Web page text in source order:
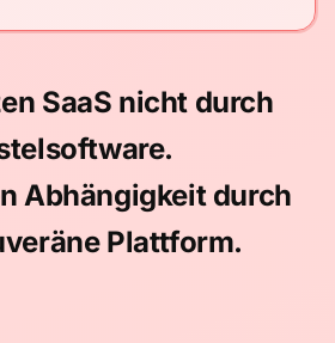
SaaS nicht durch
Abhängigkeit durch
Plattform.